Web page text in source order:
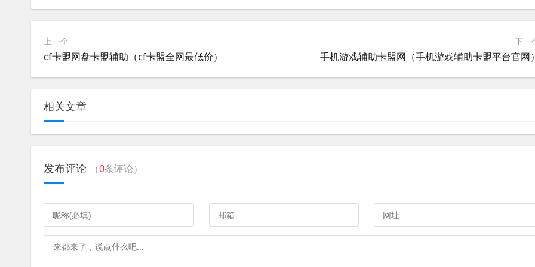
上一个
cf卡盟网盘卡盟辅助（cf卡盟全网最低价）
下一
手机游戏辅助卡盟网（手机游戏辅助卡盟平台官网
相关文章
发布评论 （0条评论）